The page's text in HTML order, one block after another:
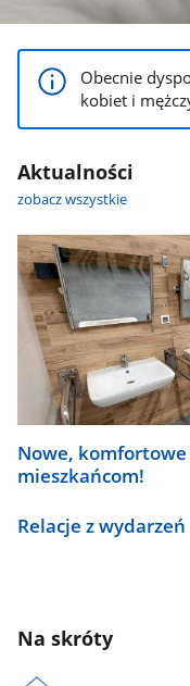
Obecnie
kobiet i
Aktualności
zobacz wszystkie
Nowe, komfortowe
mieszkańcom!
Relacje z
Na skróty